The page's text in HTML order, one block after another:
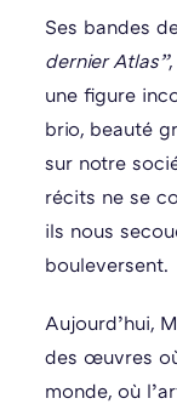
Ses bandes
dernier Atlas”
une figure
brio, beauté
sur notre
récits ne se
ils nous
bouleversent.
Aujourd’hui,
des œuvres
monde, où